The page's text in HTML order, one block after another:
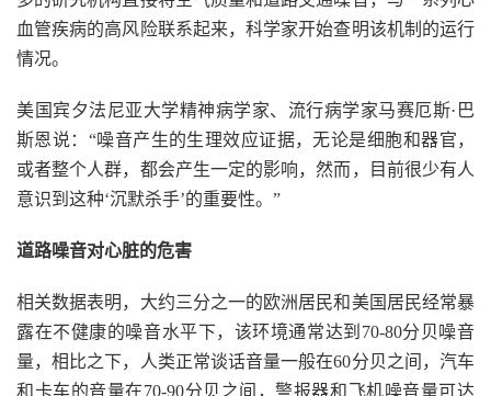
血管疾病的高风险联系起来，科学家开始查明该机制的运行
情况。
美国宾夕法尼亚大学精神病学家、流行病学家马赛厄斯·巴
斯恩说：“噪音产生的生理效应证据，无论是细胞和器官，
或者整个人群，都会产生一定的影响，然而，目前很少有人
意识到这种‘沉默杀手’的重要性。”
道路噪音对心脏的危害
相关数据表明，大约三分之一的欧洲居民和美国居民经常暴
露在不健康的噪音水平下，该环境通常达到70-80分贝噪音
量，相比之下，人类正常谈话音量一般在60分贝之间，汽车
和卡车的音量在70-90分贝之间，警报器和飞机噪音量可达